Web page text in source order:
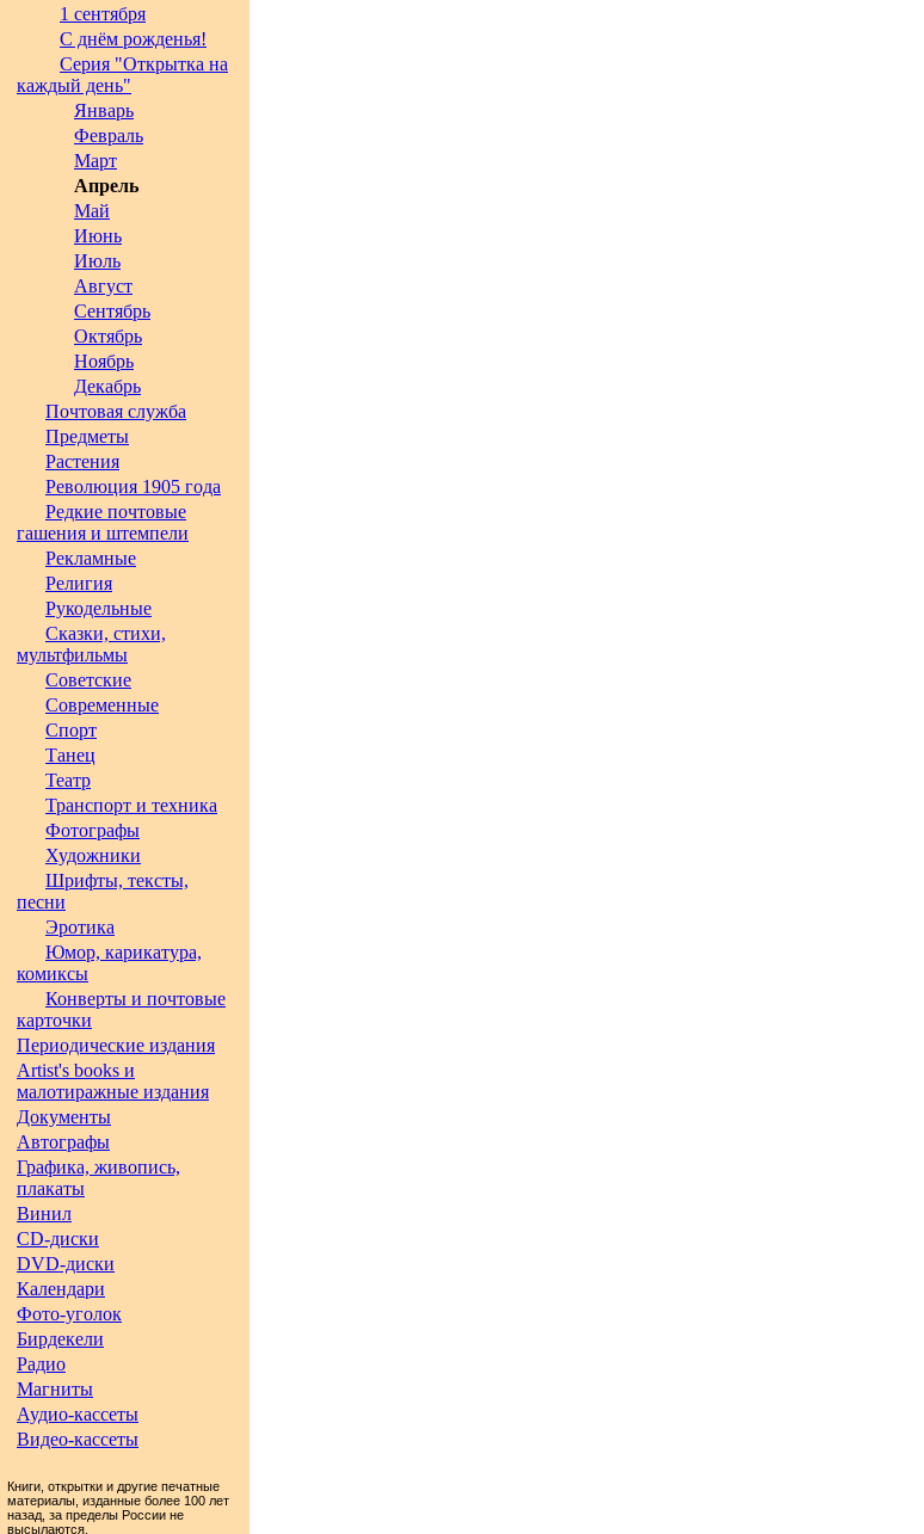
1 сентября
С днём рожденья!
Серия "Открытка на
каждый день"
Январь
Февраль
Март
Апрель
Май
Июнь
Июль
Август
Сентябрь
Октябрь
Ноябрь
Декабрь
Почтовая служба
Предметы
Растения
Революция 1905 года
Редкие почтовые
гашения и штемпели
Рекламные
Религия
Рукодельные
Сказки, стихи,
мультфильмы
Советские
Современные
Спорт
Танец
Театр
Транспорт и техника
Фотографы
Художники
Шрифты, тексты,
песни
Эротика
Юмор, карикатура,
комиксы
Конверты и почтовые
карточки
Периодические издания
Artist's books и
малотиражные издания
Документы
Автографы
Графика, живопись,
плакаты
Винил
CD-диски
DVD-диски
Календари
Фото-уголок
Бирдекели
Радио
Магниты
Аудио-кассеты
Видео-кассеты
Книги, открытки и другие печатные
материалы, изданные более 100 лет
назад, за пределы России не
высылаются.